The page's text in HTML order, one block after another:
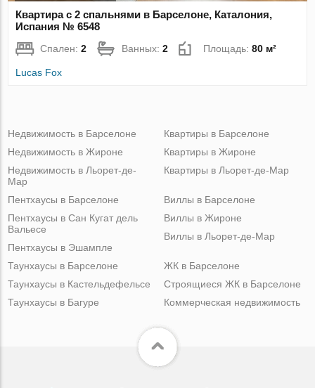
Квартира с 2 спальнями в Барселоне, Каталония,
Испания № 6548
Спален:2 Ванных:2 Площадь:80 м²
Lucas Fox
Недвижимость в Барселоне
Недвижимость в Жироне
Недвижимость в Льорет-де-
Мар
Квартиры в Барселоне
Квартиры в Жироне
Квартиры в Льорет-де-Мар
Пентхаусы в Барселоне
Пентхаусы в Сан Кугат дель
Вальесе
Пентхаусы в Эшампле
Виллы в Барселоне
Виллы в Жироне
Виллы в Льорет-де-Мар
Таунхаусы в Барселоне
Таунхаусы в Кастельдефельсе
Таунхаусы в Багуре
ЖК в Барселоне
Строящиеся ЖК в Барселоне
Коммерческая недвижимость